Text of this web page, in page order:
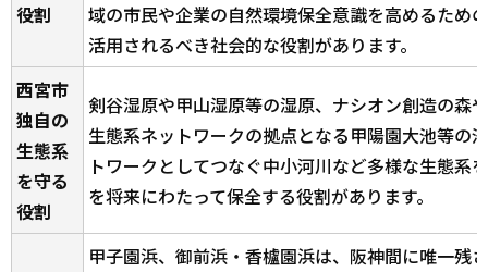
役割
域の市民や企業の自然環境保全意識を高めるため
活用されるべき社会的な役割があります。
西宮市
独自の
生態系
を守る
役割
剣谷湿原や甲山湿原等の湿原、ナシオン創造の森
生態系ネットワークの拠点となる甲陽園大池等の
トワークとしてつなぐ中小河川など多様な生態系
を将来にわたって保全する役割があります。
甲子園浜、御前浜・香櫨園浜は、阪神間に唯一残